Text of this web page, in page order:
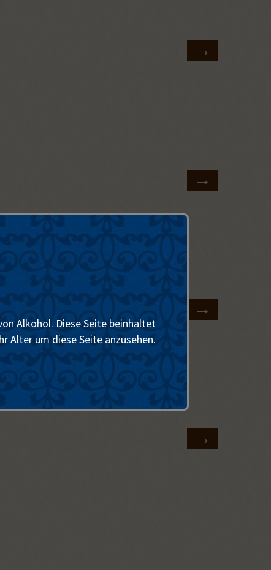
Alkohol. Diese Seite beinhaltet
Alter um diese Seite anzusehen.